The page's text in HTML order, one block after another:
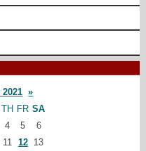
2021 »
TH FR SA
4 5
6
11 12 13